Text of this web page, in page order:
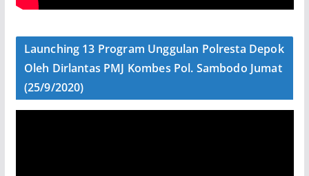
Launching 13 Program Unggulan Polresta Depok
Oleh Dirlantas PMJ Kombes Pol. Sambodo Jumat
(25/9/2020)